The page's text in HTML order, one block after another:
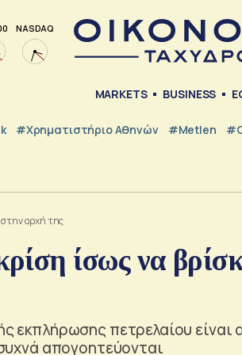
NASDAQ
MARKETS BUSINESS
#Χρηματιστήριο Αθηνών #metlen
στην αρχή της
ίσως να
εκπλήρωσης πετρελαίου είναι
απογοητεύονται